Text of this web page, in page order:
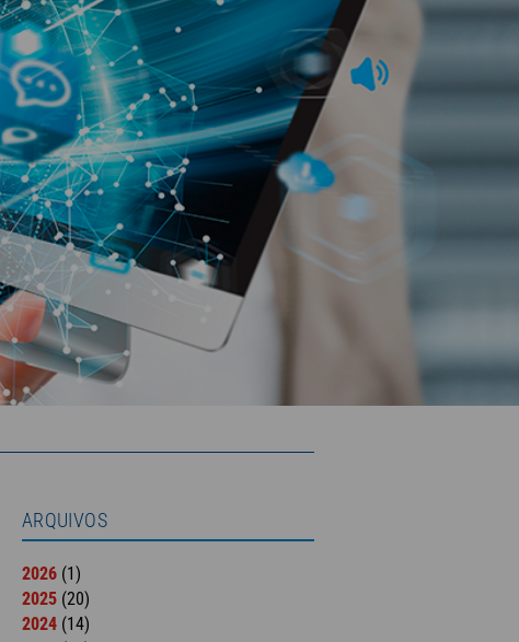
ARQUIVOS
2026 (1)
2025 (20)
2024 (14)